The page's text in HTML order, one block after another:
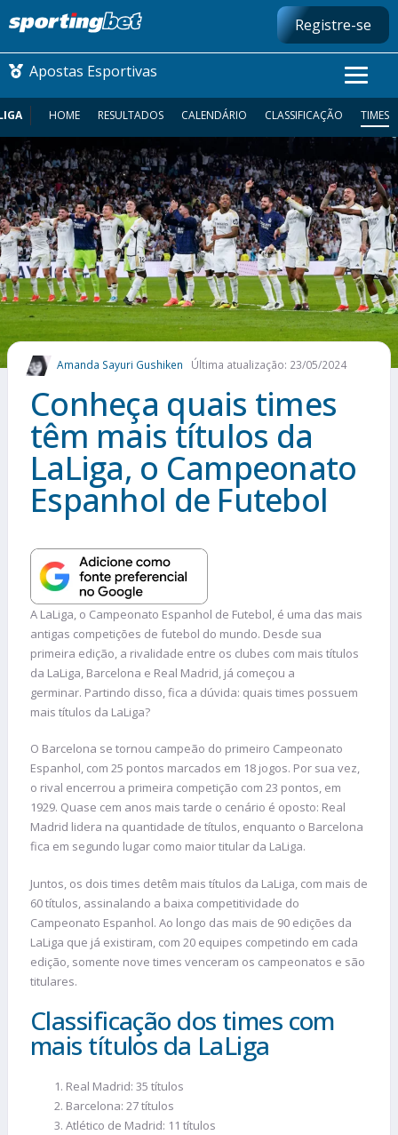
Registre-se
Apostas Esportivas
CONMEBOL LIBERTADORES
FUTEBOL NACIONAL
FUTEBOL INTERNACIONAL
COMO APOSTAR
MAIS ESPORTES
HOME RESULTADOS CALENDÁRIO CLASSIFICAÇÃO TIMES
Amanda Sayuri Gushiken Última atualização: 23/05/2024
Conheça quais times
têm mais títulos da
LaLiga, o Campeonato
Espanhol de Futebol
A LaLiga, o Campeonato Espanhol de Futebol, é uma das mais
antigas competições de futebol do mundo. Desde sua
primeira edição, a rivalidade entre os clubes com mais títulos
da LaLiga, Barcelona e Real Madrid, já começou a
germinar. Partindo disso, fica a dúvida: quais times possuem
mais títulos da LaLiga?
O Barcelona se tornou campeão do primeiro Campeonato
Espanhol, com 25 pontos marcados em 18 jogos. Por sua vez,
o rival encerrou a primeira competição com 23 pontos, em
1929. Quase cem anos mais tarde o cenário é oposto: Real
Madrid lidera na quantidade de títulos, enquanto o Barcelona
fica em segundo lugar como maior titular da LaLiga.
Juntos, os dois times detêm mais títulos da LaLiga, com mais de
60 títulos, assinalando a baixa competitividade do
Campeonato Espanhol. Ao longo das mais de 90 edições da
LaLiga que já existiram, com 20 equipes competindo em cada
edição, somente nove times venceram os campeonatos e são
titulares.
Classificação dos times com
mais títulos da LaLiga
Real Madrid: 35 títulos
Barcelona: 27 títulos
Atlético de Madrid: 11 títulos